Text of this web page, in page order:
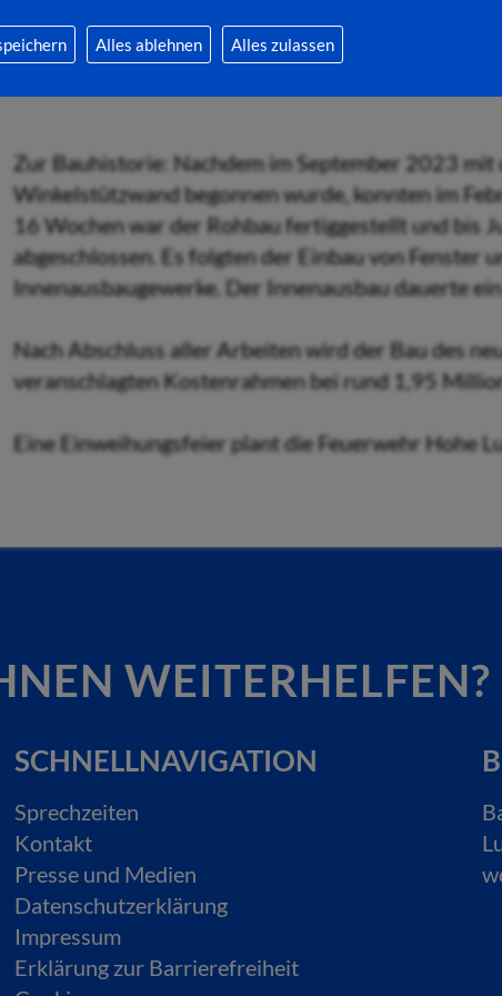
Alles ablehnen Alles zulassen
Zur Bauhistorie: Nachdem im September 2023
Winkelstützwand begonnen wurde, konnten im
16 Wochen war der Rohbau fertiggestellt und bis
abgeschlossen. Es folgten der Einbau von Fenster
Innenausbaugewerke. Der Innenausbau dauerte
Nach Abschluss aller Arbeiten wird der Bau des
veranschlagten Kostenrahmen bei rund 1,95
Eine Einweihungsfeier plant die Feuerwehr Hohe
WEITERHELFEN?
SCHNELLNAVIGATION
Sprechzeiten
Kontakt
Presse und Medien
Datenschutzerklärung
Impressum
Erklärung zur Barrierefreiheit